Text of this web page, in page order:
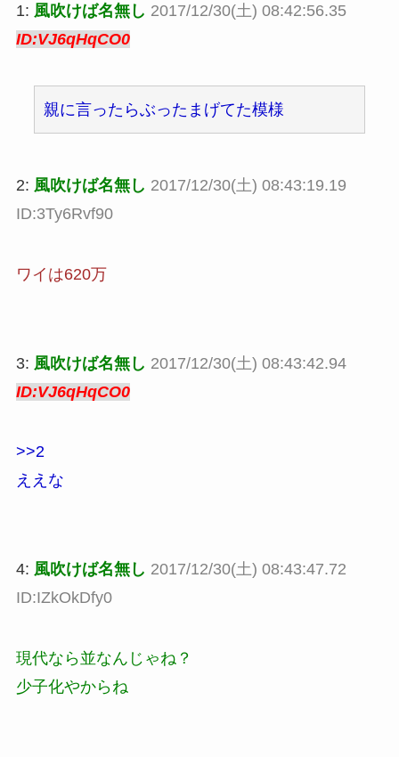
1: 風吹けば名無し 2017/12/30(土) 08:42:56.35
ID:VJ6qHqCO0
親に言ったらぶったまげてた模様
2: 風吹けば名無し 2017/12/30(土) 08:43:19.19
ID:3Ty6Rvf90
ワイは620万
3: 風吹けば名無し 2017/12/30(土) 08:43:42.94
ID:VJ6qHqCO0
>>2
ええな
4: 風吹けば名無し 2017/12/30(土) 08:43:47.72
ID:IZkOkDfy0
現代なら並なんじゃね？
少子化やからね